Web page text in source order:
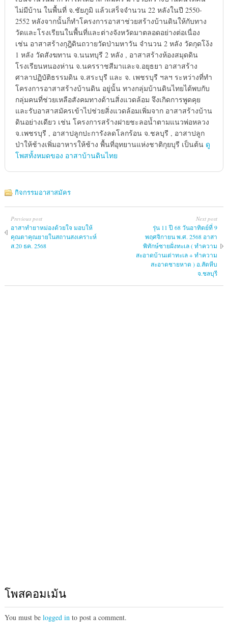
ไม่มีบ้าน ในพื้นที่ จ.ชัยภูมิ แล้วเสร็จจำนวน 22 หลังในปี 2550-
2552 หลังจากนั้นก็ทำโครงการอาสาช่วยสร้างบ้านดินให้กับทาง
วัดและโรงเรียนในพื้นที่และต่างจังหวัดมาตลอดอย่างต่อเนื่อง
เช่น อาสาสร้างกุฎิดินถวายวัดป่ามหาวัน จำนวน 2 หลัง วัดกุดโง้ง
1 หลัง วัดสังฆทาน จ.นนทบุรี 2 หลัง , อาสาสร้างห้องสมุดดิน
โรงเรียนหนองห่าน จ.นครราชสีมาและจ.อยุธยา อาสาสร้าง
ศาลาปฏิบัติธรรมดิน จ.สระบุรี และ จ. เพชรบุรี ฯลฯ ระหว่างที่ทำ
โครงการอาสาสร้างบ้านดิน อยู่นั้น ทางกลุ่มบ้านดินไทยได้พบกับ
กลุ่มคนที่ช่วยเหลือสังคมทางด้านสิ่งแวดล้อม จึงเกิดการพูดคุย
และรับอาสาสมัครเข้าไปช่วยสิ่งแวดล้อมเพิ่มจาก อาสาสร้างบ้าน
ดินอย่างเดียว เช่น โครงการสร้างฝายชะลอน้ำตามแนวพ่อหลวง
จ.เพชรบุรี , อาสาปลูกปะการังลดโลกร้อน จ.ชลบุรี , อาสาปลูก
ป่าให้ช้างเพิ่มอาหารให้ช้าง พื้นที่อุทยานแห่งชาติกุยบุรี เป็นต้น ดู
โพสทั้งหมดของ อาสาบ้านดินไทย
กิจกรรมอาสาสมัคร
Previous post
อาสาทำยาหม่องด้วยใจ มอบให้
คุณตาคุณยายในสถานสงเคราะห์
ส.20 ธค. 2568
Next post
รุ่น 11 ปี 68 วันอาทิตย์ที่ 9
พฤศจิกายน พ.ศ. 2568 อาสา
พิทักษ์ชายฝั่งทะเล ( ทำความ
สะอาดบ้านเต่าทะเล + ทำความ
สะอาดชายหาด ) อ.สัตหีบ
จ.ชลบุรี
โพสคอมเม้น
You must be logged in to post a comment.